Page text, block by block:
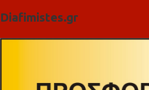
Diafimistes.gr